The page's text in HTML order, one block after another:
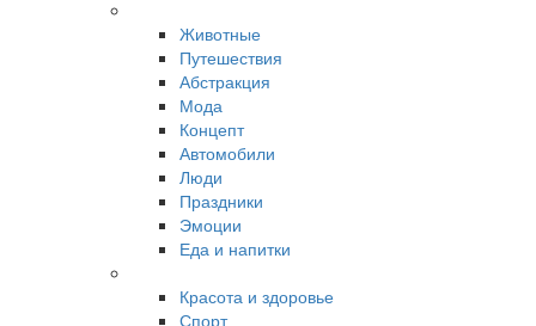
Животные
Путешествия
Абстракция
Мода
Концепт
Автомобили
Люди
Праздники
Эмоции
Еда и напитки
Красота и здоровье
Спорт